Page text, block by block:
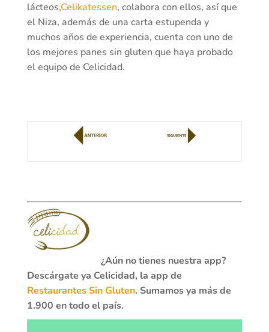
lácteos,Celikatessen, colabora con ellos, así que
el Niza, además de una carta estupenda y
muchos años de experiencia, cuenta con uno de
los mejores panes sin gluten que haya probado
el equipo de Celicidad.
¿Aún no tienes nuestra app?
Descárgate ya Celicidad, la app de
Restaurantes Sin Gluten. Sumamos ya más de
1.900 en todo el país.